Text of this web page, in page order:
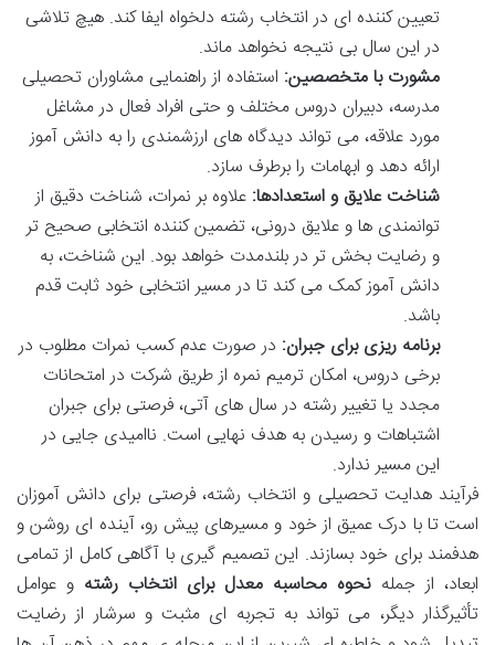
تعیین کننده ای در انتخاب رشته دلخواه ایفا کند. هیچ تلاشی
در این سال بی نتیجه نخواهد ماند.
مشورت با متخصصین: استفاده از راهنمایی مشاوران تحصیلی
مدرسه، دبیران دروس مختلف و حتی افراد فعال در مشاغل
مورد علاقه، می تواند دیدگاه های ارزشمندی را به دانش آموز
ارائه دهد و ابهامات را برطرف سازد.
شناخت علایق و استعدادها: علاوه بر نمرات، شناخت دقیق از
توانمندی ها و علایق درونی، تضمین کننده انتخابی صحیح تر
و رضایت بخش تر در بلندمدت خواهد بود. این شناخت، به
دانش آموز کمک می کند تا در مسیر انتخابی خود ثابت قدم
باشد.
برنامه ریزی برای جبران: در صورت عدم کسب نمرات مطلوب در
برخی دروس، امکان ترمیم نمره از طریق شرکت در امتحانات
مجدد یا تغییر رشته در سال های آتی، فرصتی برای جبران
اشتباهات و رسیدن به هدف نهایی است. ناامیدی جایی در
این مسیر ندارد.
فرآیند هدایت تحصیلی و انتخاب رشته، فرصتی برای دانش آموزان
است تا با درک عمیق از خود و مسیرهای پیش رو، آینده ای روشن و
هدفمند برای خود بسازند. این تصمیم گیری با آگاهی کامل از تمامی
ابعاد، از جمله نحوه محاسبه معدل برای انتخاب رشته و عوامل
تأثیرگذار دیگر، می تواند به تجربه ای مثبت و سرشار از رضایت